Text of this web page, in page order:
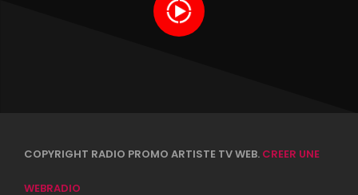
COPYRIGHT RADIO PROMO ARTISTE TV WEB. CREER UNE
WEBRADIO